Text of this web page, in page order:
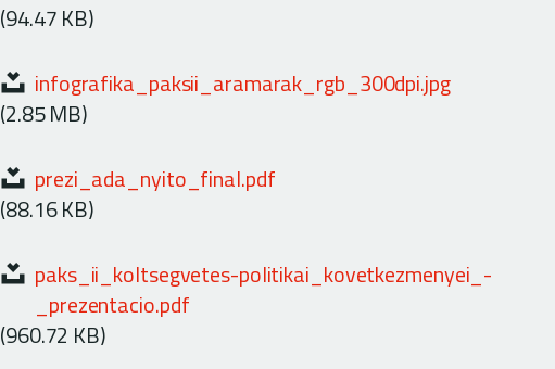
(94.47 KB)
infografika_paksii_aramarak_rgb_300dpi.jpg
(2.85 MB)
prezi_ada_nyito_final.pdf
(88.16 KB)
paks_ii_koltsegvetes-politikai_kovetkezmenyei_-
_prezentacio.pdf
(960.72 KB)